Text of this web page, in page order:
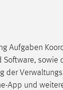
Aufgaben
sowie
der
App und
mibew-chat-
=
mibew_locale = 3